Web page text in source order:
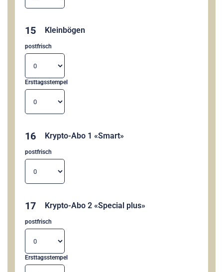
15 Kleinbögen
postfrisch
Ersttagsstempel
16 Krypto-Abo 1 «Smart»
postfrisch
17 Krypto-Abo 2 «Special plus»
postfrisch
Ersttagsstempel